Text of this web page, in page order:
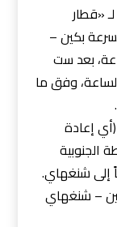
«قطار
بكين –
في الساعة، بعد ست
في الساعة، وفق ما
إعادة
الجنوبية
إلى شنغهاي.
– شنغهاي